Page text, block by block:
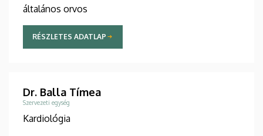
általános orvos
RÉSZLETES ADATLAP
Dr. Balla Tímea
Szervezeti egység
Kardiológia